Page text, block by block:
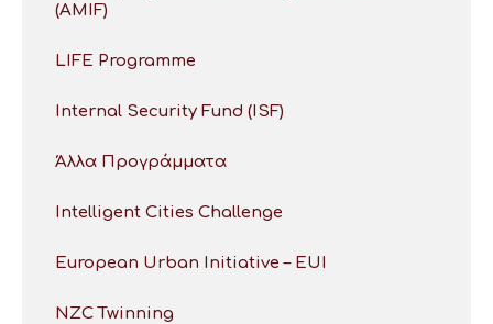
(AMIF)
LIFE Programme
Internal Security Fund (ISF)
Άλλα Προγράμματα
Intelligent Cities Challenge
European Urban Initiative – EUI
NZC Twinning